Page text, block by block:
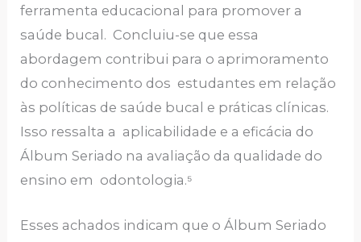
ferramenta educacional para promover a
saúde bucal. Concluiu-se que essa
abordagem contribui para o aprimoramento
do conhecimento dos estudantes em relação
às políticas de saúde bucal e práticas clínicas.
Isso ressalta a aplicabilidade e a eficácia do
Álbum Seriado na avaliação da qualidade do
ensino em odontologia.⁵
Esses achados indicam que o Álbum Seriado